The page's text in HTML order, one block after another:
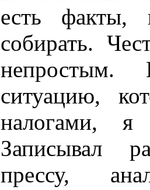
есть факты,
собирать.
непростым.
ситуацию,
налогами, я
Записывал
прессу,